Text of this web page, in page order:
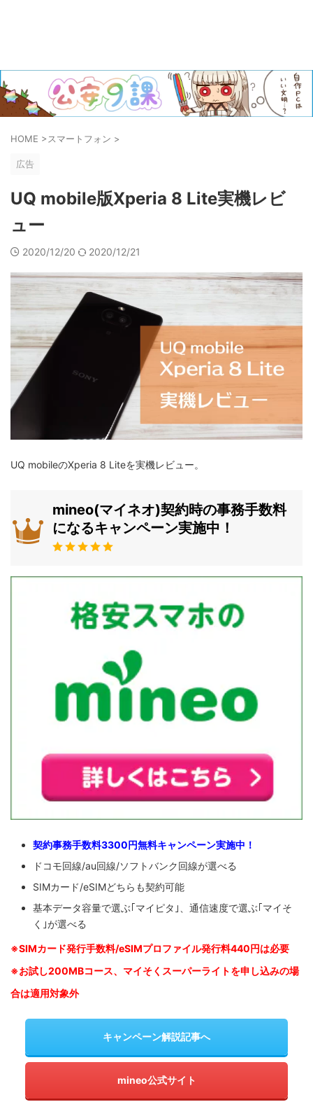
HOME >スマートフォン >
広告
UQ mobile版Xperia 8 Lite実機レビ
ュー
2020/12/20 2020/12/21
UQ mobileのXperia 8 Liteを実機レビュー。
mineo(マイネオ)契約時の事務手数料
になるキャンペーン実施中！
契約事務手数料3300円無料キャンペーン実施中！
ドコモ回線/au回線/ソフトバンク回線が選べる
SIMカード/eSIMどちらも契約可能
基本データ容量で選ぶ｢マイピタ｣、通信速度で選ぶ｢マイそ
く｣が選べる
※SIMカード発行手数料/eSIMプロファイル発行料440円は必要
※お試し200MBコース、マイそくスーパーライトを申し込みの場
合は適用対象外
キャンペーン解説記事へ
mineo公式サイト